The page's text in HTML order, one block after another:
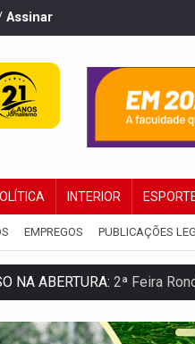
Assinar
INTERIOR
EMPREGOS PUBLICAÇÕES
NA ABERTURA: 2ª Feira
Secretário da